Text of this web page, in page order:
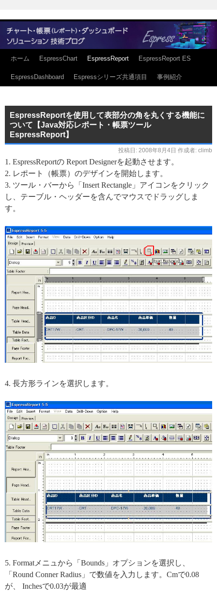
ホーム EspressChart EspressReport EspressReport ES
EspressDashboard Espressシリーズ共通項目 事例紹介
EspressReportを使用して表部分の角を丸くする機能に
ついて【Java対応レポート・帳票ツール
EspressReport】
投稿日: 2008年8月4日 作成者: climb
1. EspressReportの Report Designerを起動させます。
2. レポート（帳票）のデザインを開始します。
3. ツール・バーから「Insert Rectangle」アイコンをクリック
し、テーブル・ヘッダーを含んでマウスでドラッグしま
す。
4. 長方形ラインを選択します。
5. Formatメニュから「Bounds」オプションを選択し、
「Round Conner Radius」で数値を入力します。Cmで0.08
が、 Inchesで0.03が最適